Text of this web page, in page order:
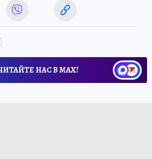
НАС В МАХ!